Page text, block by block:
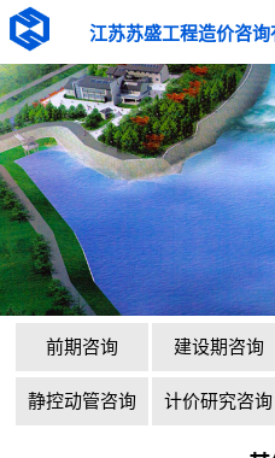
江苏苏盛工程造价咨询
前期咨询 建设期咨询
静控动管咨询 计价研究咨询